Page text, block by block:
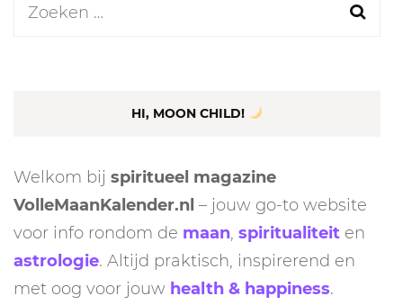
Zoeken
HI, MOON CHILD!
Welkom bij spiritueel magazine
VolleMaanKalender.nl – jouw go-to website
voor info rondom de maan, spiritualiteit en
astrologie. Altijd praktisch, inspirerend en
met oog voor jouw health & happiness.